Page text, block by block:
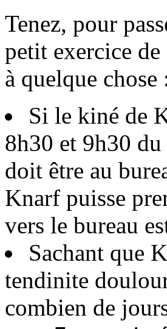
Tenez, pour
petit exercice
à quelque chose
Si le kiné de
8h30 et 9h30
doit être au
Knarf puisse
vers le bureau
Sachant que
tendinite
combien de